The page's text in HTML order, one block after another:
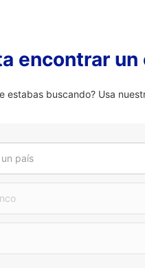
encontrar
estabas buscando? Usa
país